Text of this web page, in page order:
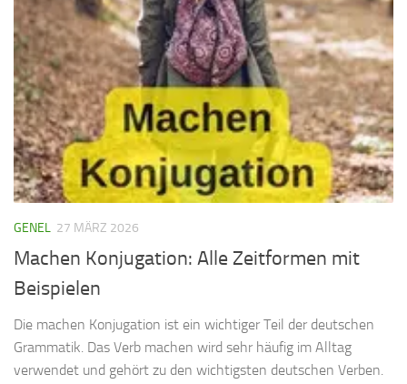
GENEL 27 MÄRZ 2026
Machen Konjugation: Alle Zeitformen mit
Beispielen
Die machen Konjugation ist ein wichtiger Teil der deutschen
Grammatik. Das Verb machen wird sehr häufig im Alltag
verwendet und gehört zu den wichtigsten deutschen Verben.